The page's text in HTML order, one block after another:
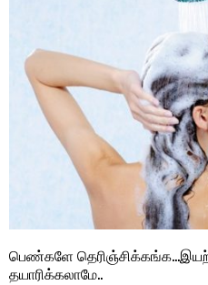
பெண்களே
தயாரிக்கலாமே..